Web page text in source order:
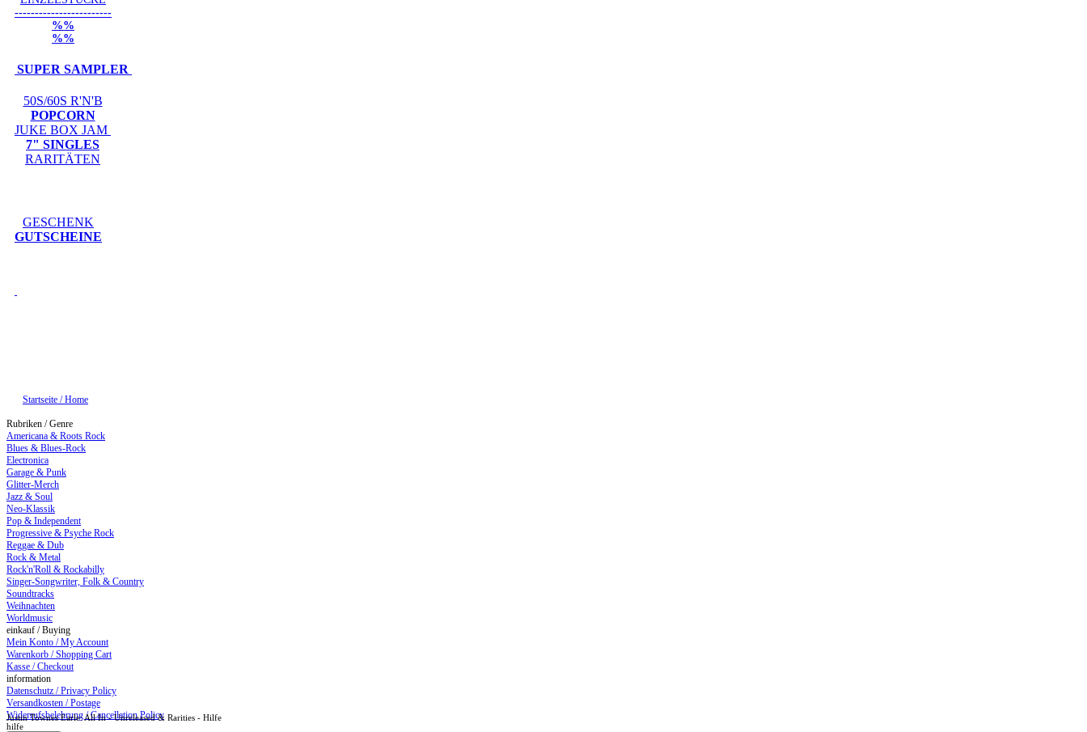
------------------------
%%
%%
SUPER SAMPLER
50S/60S R'N'B
POPCORN
JUKE BOX JAM
7" SINGLES
RARITÄTEN
GESCHENK
GUTSCHEINE
Startseite / Home
Rubriken / Genre
Americana & Roots Rock
Blues & Blues-Rock
Electronica
Garage & Punk
Glitter-Merch
Jazz & Soul
Neo-Klassik
Pop & Independent
Progressive & Psyche Rock
Reggae & Dub
Rock & Metal
Rock'n'Roll & Rockabilly
Singer-Songwriter, Folk & Country
Soundtracks
Weihnachten
Worldmusic
einkauf / Buying
Mein Konto / My Account
Warenkorb / Shopping Cart
Kasse / Checkout
information
Datenschutz / Privacy Policy
Versandkosten / Postage
Widerrufsbelehrung / Cancellation Policy
Justin Townes Earle: All In - Unreleased & Rarities - Hilfe
hilfe